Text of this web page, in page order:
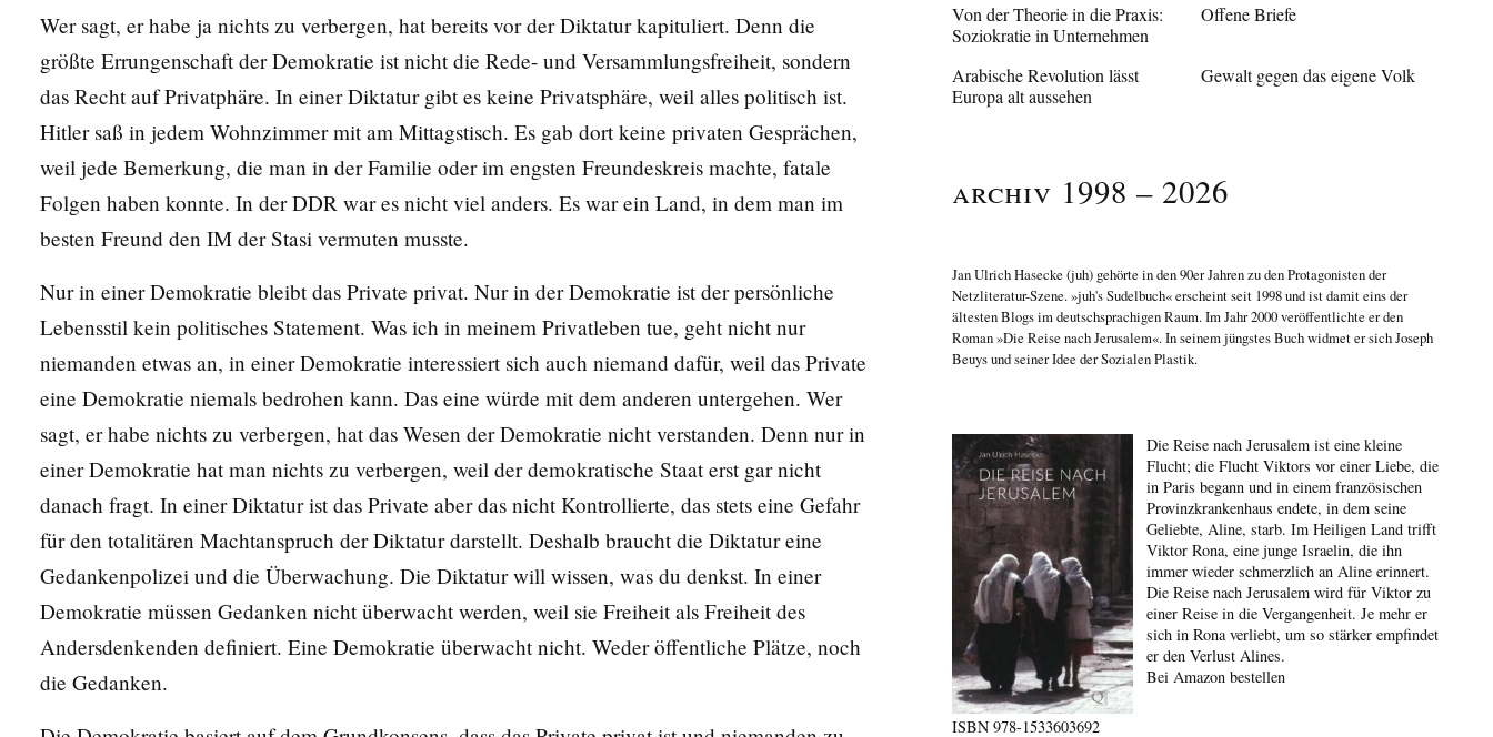
Wer sagt, er habe ja nichts zu verbergen, hat bereits vor der Diktatur kapituliert. Denn die
größte Errungenschaft der Demokratie ist nicht die Rede- und Versammlungsfreiheit, sondern
das Recht auf Privatphäre. In einer Diktatur gibt es keine Privatsphäre, weil alles politisch ist.
Hitler saß in jedem Wohnzimmer mit am Mittagstisch. Es gab dort keine privaten Gesprächen,
weil jede Bemerkung, die man in der Familie oder im engsten Freundeskreis machte, fatale
Folgen haben konnte. In der DDR war es nicht viel anders. Es war ein Land, in dem man im
besten Freund den IM der Stasi vermuten musste.
Nur in einer Demokratie bleibt das Private privat. Nur in der Demokratie ist der persönliche
Lebensstil kein politisches Statement. Was ich in meinem Privatleben tue, geht nicht nur
niemanden etwas an, in einer Demokratie interessiert sich auch niemand dafür, weil das Private
eine Demokratie niemals bedrohen kann. Das eine würde mit dem anderen untergehen. Wer
sagt, er habe nichts zu verbergen, hat das Wesen der Demokratie nicht verstanden. Denn nur in
einer Demokratie hat man nichts zu verbergen, weil der demokratische Staat erst gar nicht
danach fragt. In einer Diktatur ist das Private aber das nicht Kontrollierte, das stets eine Gefahr
für den totalitären Machtanspruch der Diktatur darstellt. Deshalb braucht die Diktatur eine
Gedankenpolizei und die Überwachung. Die Diktatur will wissen, was du denkst. In einer
Demokratie müssen Gedanken nicht überwacht werden, weil sie Freiheit als Freiheit des
Andersdenkenden definiert. Eine Demokratie überwacht nicht. Weder öffentliche Plätze, noch
die Gedanken.
Von der Theorie in die Praxis:
Soziokratie in Unternehmen
Offene Briefe
Arabische Revolution lässt
Europa alt aussehen
Gewalt gegen das eigene Volk
Archiv 1998 – 2026
Jan Ulrich Hasecke (juh) gehörte in den 90er Jahren zu den Protagonisten der
Netzliteratur-Szene. »juh's Sudelbuch« erscheint seit 1998 und ist damit eins der
ältesten Blogs im deutschsprachigen Raum. Im Jahr 2000 veröffentlichte er den
Roman»Die Reise nach Jerusalem«. In seinem jüngstes Buch widmet er sichJoseph
Beuys und seiner Idee der Sozialen Plastik.
ISBN978-1533603692
Die Reise nach Jerusalem ist eine kleine
Flucht; die Flucht Viktors vor einer Liebe, die
in Paris begann und in einem französischen
Provinzkrankenhaus endete, in dem seine
Geliebte, Aline, starb. Im Heiligen Land trifft
Viktor Rona, eine junge Israelin, die ihn
immer wieder schmerzlich an Aline erinnert.
Die Reise nach Jerusalem wird für Viktor zu
einer Reise in die Vergangenheit. Je mehr er
sich in Rona verliebt, um so stärker empfindet
er den Verlust Alines.
Bei Amazon bestellen